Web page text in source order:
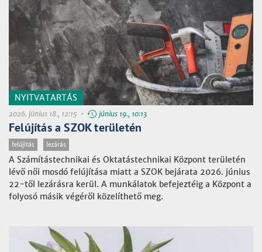
NYITVATARTÁS
2026. június 18., 12:15 • június 19., 10:13
Felújítás a SZOK területén
felújítás lezárás
A Számítástechnikai és Oktatástechnikai Központ területén
lévő női mosdó felújítása miatt a SZOK bejárata 2026. június
22-től lezárásra kerül. A munkálatok befejeztéig a Központ a
folyosó másik végéről közelíthető meg.